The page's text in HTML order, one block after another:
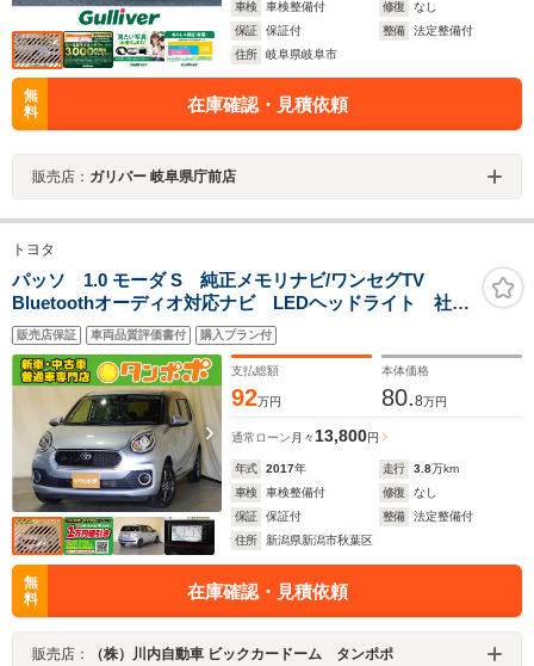
車検
車検整備付 修復
なし
保証
保証付 整備
法定整備付
住所
岐阜県岐阜市
無
料
在庫確認・見積依頼
販売店： ガリバー 岐阜県庁前店
トヨタ
パッソ 1.0 モーダ S 純正メモリナビ/ワンセグTV
Bluetoothオーディオ対応ナビ LEDヘッドライト 社外
14インチアルミホイール スマートキー ETC 衝突被
害軽減ブレーキ レーンキープ
販売店保証 車両品質評価書付 購入プラン付
支払総額
92万円
本体価格
80.8万円
通常ローン 月々13,800円
年式 2017年 走行 3.8万km
車検
車検整備付 修復
なし
保証
保証付 整備
法定整備付
住所
新潟県新潟市秋葉区
無
料
在庫確認・見積依頼
販売店： （株）川内自動車 ビックカードーム タンポポ